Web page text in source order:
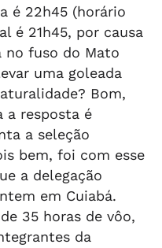
é 22h45 (horário
é 21h45, por causa
no fuso do Mato
uma goleada
Bom,
a resposta é
a seleção
bem, foi com esse
a delegação
em Cuiabá.
35 horas de vôo,
da